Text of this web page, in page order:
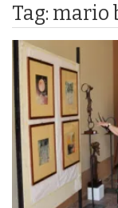
Tag: mario